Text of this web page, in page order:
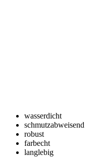
wasserdicht
schmutzabweisend
robust
farbecht
langlebig